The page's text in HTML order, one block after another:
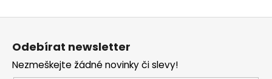
Z
Odebírat newsletter
Nezmeškejte žádné novinky či slevy!